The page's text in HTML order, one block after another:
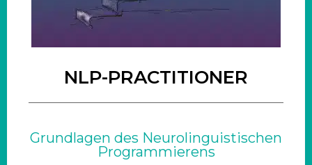
NLP-PRACTITIONER
Grundlagen des Neurolinguistischen
Programmierens